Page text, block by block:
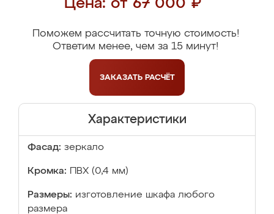
Цена: от 67 000 ₽
Поможем рассчитать точную стоимость!
Ответим менее, чем за 15 минут!
ЗАКАЗАТЬ РАСЧЁТ
Характеристики
Фасад: зеркало
Кромка: ПВХ (0,4 мм)
Размеры: изготовление шкафа любого
размера